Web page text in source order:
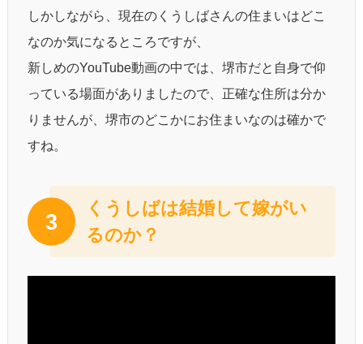
しかしながら、現在のくうしばさんの住まいはどこ
なのか気になるところですが、
新しめのYouTube動画の中では、堺市だと自身で仰
っている場面がありましたので、正確な住所は分か
りませんが、堺市のどこかにお住まいなのは確かで
すね。
3
くうしばは結婚して嫁がい
るのか？